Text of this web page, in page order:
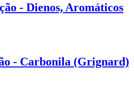
- Dienos, Aromáticos
- Carbonila (Grignard)